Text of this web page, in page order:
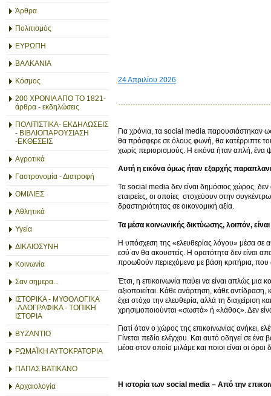
Άρθρα
Πολιτισμός
ΕΥΡΩΠΗ
ΒΑΛΚΑΝΙΑ
Κόσμος
200 ΧΡΟΝΙΑ ΑΠΟ ΤΟ 1821-
άρθρα - εκδηλώσεις
ΠΟΛΙΤΙΣΤΙΚΑ- ΕΚΔΗΛΩΣΕΙΣ
- ΒΙΒΛΙΟΠΑΡΟΥΣΙΑΣΗ
-ΕΚΘΕΣΕΙΣ
Αγροτικά
Γαστρονομία - Διατροφή
ΟΜΙΛΙΕΣ
Αθλητικά
Υγεία
ΔΙΚΑΙΟΣΥΝΗ
Κοινωνία
Σαν σημερα...
ΙΣΤΟΡΙΚΑ - ΜΥΘΟΛΟΓΙΚΑ
-ΛΑΟΓΡΑΦΙΚΑ - ΤΟΠΙΚΗ
ΙΣΤΟΡΙΑ
ΒΥΖΑΝΤΙΟ
ΡΩΜΑΪΚΗ ΑΥΤΟΚΡΑΤΟΡΙΑ
ΠΑΠΑΣ ΒΑΤΙΚΑΝΟ
Αρχαιολογία
24 Απριλίου 2026
Για χρόνια, τα social media παρουσιάστηκαν
θα πρόσφερε σε όλους φωνή, θα κατέρριπτε
χωρίς περιορισμούς. Η εικόνα ήταν απλή, ένα
Αυτή η εικόνα όμως ήταν εξαρχής
Τα social media δεν είναι δημόσιος χώρος, δεν
εταιρείες, οι οποίες στοχεύουν στην
δραστηριότητας σε οικονομική αξία.
Τα μέσα κοινωνικής δικτύωσης, λοιπόν,
Η υπόσχεση της «ελευθερίας λόγου» μέσα σε
εσύ αν θα ακουστείς. Η ορατότητα δεν είναι
προωθούν περιεχόμενα με βάση κριτήρια, που
Έτσι, η επικοινωνία παύει να είναι απλώς μια
αξιοποιείται. Κάθε ανάρτηση, κάθε
έχει στόχο την ελευθερία, αλλά τη διαχείριση
χρησιμοποιούνται «σωστά» ή «λάθος». Δεν
Γιατί όταν ο χώρος της επικοινωνίας ανήκει,
Γίνεται πεδίο ελέγχου. Και αυτό οδηγεί σε
μέσα στον οποίο μιλάμε και ποιοι είναι οι
Η ιστορία των social media – Από την